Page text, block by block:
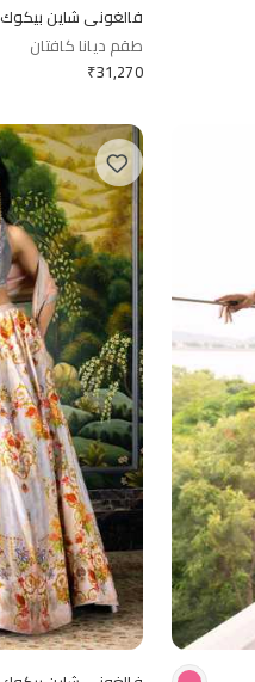
فالغوني شاين بيكوك
طقم ديانا كافتان
₹31,270